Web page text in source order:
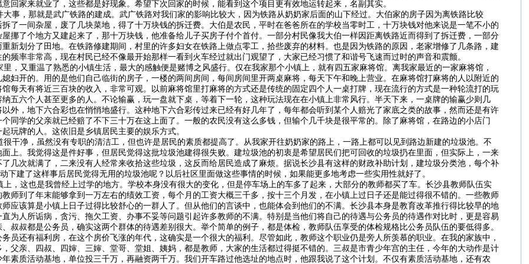
回家来就业了，这些都是好现象。希望下次回家的时候，能看到这个项目更有效地运转起来，名副其实。
事，那就是武广铁路的建成。武广铁路对我们家的影响比较大，因为铁路从奶奶家后面的山下经过。大伯家的房子因为离铁路比较
了一间杂屋，废了几块菜地，得了十万块钱的拆迁费。大伯是农民，平时在爸爸所在的学校当零时工，十万块钱对他来说是一笔不小的
挪了个地方又建起来了，那十万块钱，他准备给儿子买房子付个首付。一部分村民像我大伯一样因距离铁路近而得到了拆迁费，一部分
新划分了田地。在铁路修建期间，村里的许多妇女在铁路上做点零工，拾些废弃的材料。也是因为铁路的原因，老家增修了几条路，建
频率非常高，现在村民已经不像最开始那样一看到火车经过就出门观望了，大家已经习惯了和谐号飞速而过时的声音和震颤。
，又重温了熟悉的小镇生活，最大的感触便是赌博之风盛行。仅在我家那个小镇上，就有四五家麻将馆。离我家最近的一家麻将馆，
妇开的。用的是他们自己临街的房子，一楼的两间房间，每间房间里开两桌麻将，每天下午和晚上营业。在麻将馆打麻将的人以附近的
每天有将近三百块的收入，非常可观。以前麻将馆里打麻将的方式还是传统的固定四个人一桌打牌，现在流行的方式是一种轮流打的玩
五六个人甚至更多的人。不论输赢，玩一盘就下桌，等着下一轮，这种玩法现在在小镇上非常风行。半天下来，一桌牌的输赢少则几
外，地下六合彩也在悄悄地盛行。这种地下六合彩传过来已经有好几年了，每年都会听到某个人赔光了家底之类的故事，然而还是有许
同学的父亲就已经赔了不下三十万在这上面了。一般的农民没有这么多钱，但输个几千块是很平常的。除了麻将馆，在路边的小店门
玩牌的人。这依旧是乡镇居民主要的娱乐方式。
干净，虽然没有专职的清洁工，但也许是居民的素质都提高了。从我家开往奶奶家的路上，一路上都可以见到路边新建的垃圾池。不
上。我觉得这是件好事，但居民觉得这批垃圾池建得很失败。建垃圾池的初衷是希望居民们把可回收的垃圾扔在里面，但实际上，一来
几次就满了，二来没有人经常来收拾这些垃圾，这反而给居民造成了麻烦。据说长沙县有这样的财政补助计划，建垃圾分类池，每个补
下建了这样事后居民觉得无用的垃圾池呢？以后社区里面做这些事情的时候，如果能更多地考虑一些实用性就好了。
，这也是我曾经上过学的地方。学校本身没有很大的变化，但是停车场上的车多了起来，大部分的教师都买了车。长沙县教师队伍实
师到了年末能够拿到一万左右的绩效工资，每个月的工资大概三千多，按十三个月发，在小镇上过日子还是能过得很不错的。一些教师
应该算是小镇上日子过得比较舒心的一群人了。但从他们的言谈中，也能体会到他们的不满。长沙县本身是教育改革推行得比较早的地
为人所诟病，贪污、拖欠工资、办事不妥等问题引起许多教师的不满。特别是当他们将自己的待遇与公务员的待遇作对比时，更是容易
叔叔都是公务员，确实这两个群体的待遇差别很大。举个简单的例子，都是体检，教师队伍享受的体检规格比公务员队伍的要低得多。
员还有福利房，在这个房价飞涨的年代，这确实是一个很大的福利。尽管如此，教师这个职业仍是旁人所羡慕的职业。在我的家族中，
父亲、四叔、四婶、三婶、堂哥、堂姐、姨妈，都是教师，大家的生活都过得挺不错的。三叔是市青少年宫的主任，今年的大动作是计
素质活动基地，单位投三千万，再融资两千万。我们开车路过他选址的地点时，他跟我说了这个计划。不仅有素质活动基地，还有农